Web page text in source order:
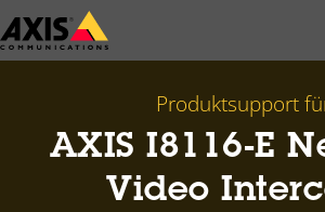
Zum
Hauptinhalt
Produktsupport
AXIS I8116-E
Video